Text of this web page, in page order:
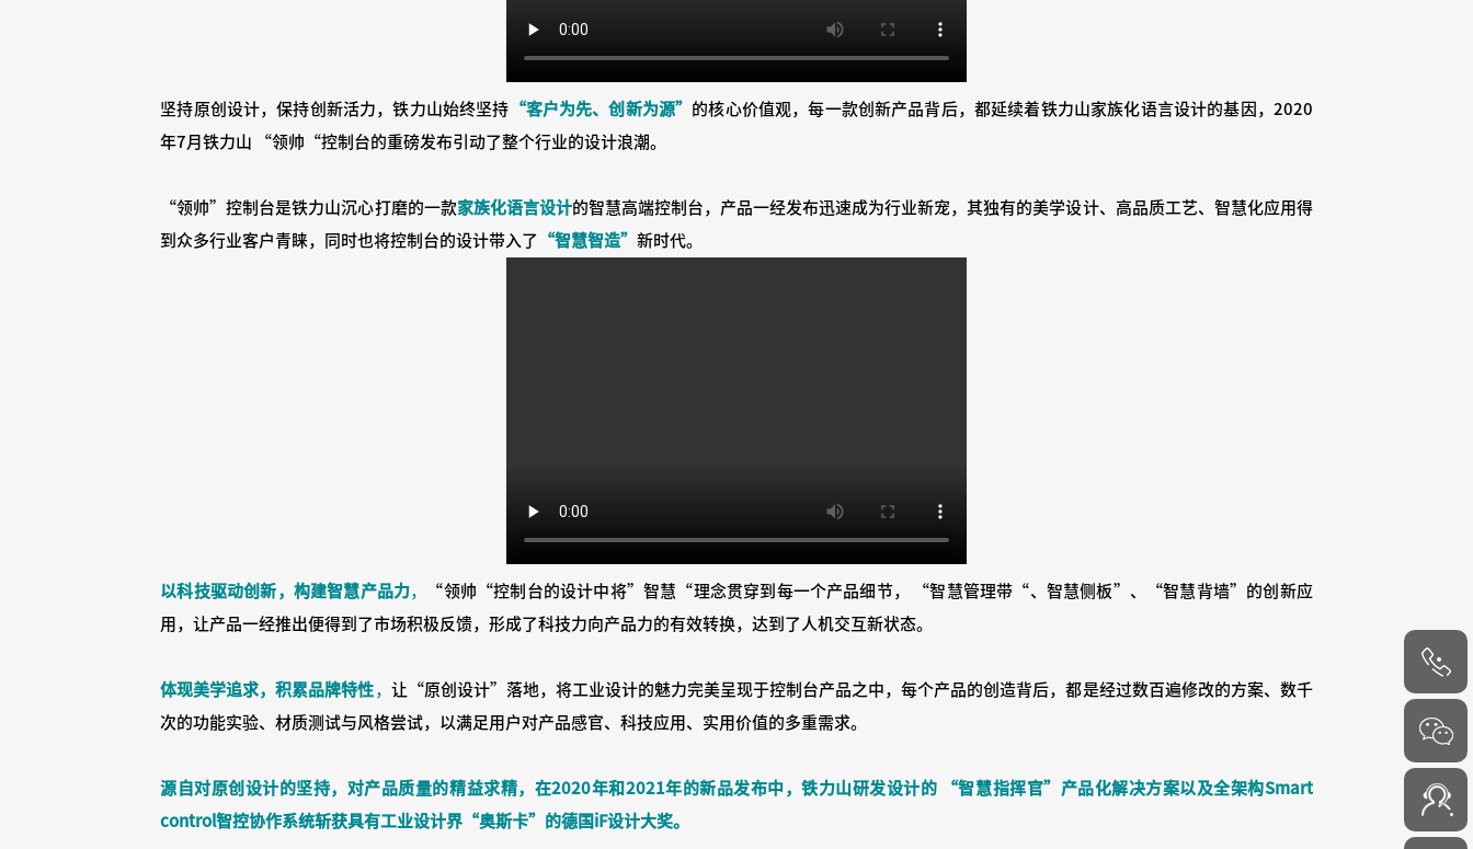
坚持原创设计，保持创新活力，铁力山始终坚持 “客户为先、创新为源” 的核心价值观，每一款创新产品背后，都延续着铁力山家族化语言设计的基因，2020
年7月铁力山 “领帅“控制台的重磅发布引动了整个行业的设计浪潮。
“领帅”控制台是铁力山沉心打磨的一款家族化语言设计的智慧高端控制台，产品一经发布迅速成为行业新宠，其独有的美学设计、高品质工艺、智慧化应用得
到众多行业客户青睐，同时也将控制台的设计带入了 “智慧智造”新时代。
以科技驱动创新，构建智慧产品力，
“领帅“控制台的设计中将”智慧“理念贯穿到每一个产品细节， “智慧管理带“、智慧侧板”、“智慧背墙”的创新应
用，让产品一经推出便得到了市场积极反馈，形成了科技力向产品力的有效转换，达到了人机交互新状态。
体现美学追求，积累品牌特性 ， 让“原创设计”落地，将工业设计的魅力完美呈现于控制台产品之中，每个产品的创造背后，都是经过数百遍修改的方案、数千
次的功能实验、材质测试与风格尝试，以满足用户对产品感官、科技应用、实用价值的多重需求。
源自对原创设计的坚持，对产品质量的精益求精，在2020年和2021年的新品发布中，铁力山研发设计的 “智慧指挥官”产品化解决方案以及全架构Smart
control智控协作系统斩获具有工业设计界“奥斯卡”的德国iF设计大奖。
4000-
6000-45